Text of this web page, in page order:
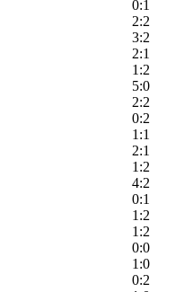
0:1
2:2
3:2
2:1
1:2
5:0
2:2
0:2
1:1
2:1
1:2
4:2
0:1
1:2
1:2
0:0
1:0
0:2